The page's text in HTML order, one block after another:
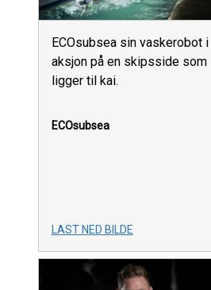
ECOsubsea sin vaskerobot i
aksjon på en skipsside som
ligger til kai.
ECOsubsea
LAST NED BILDE